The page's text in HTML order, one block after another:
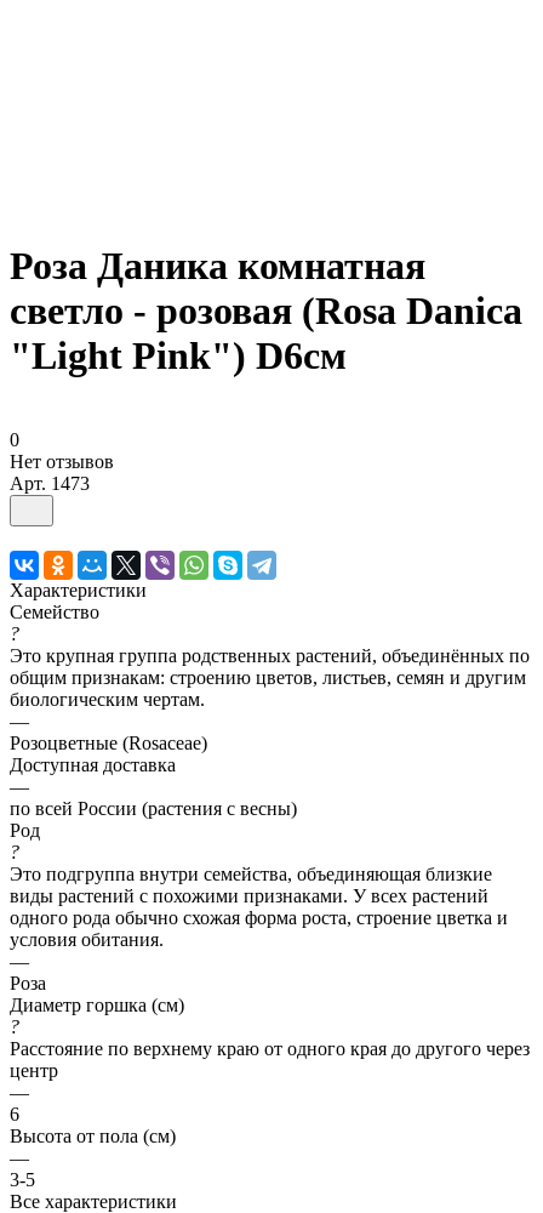
Роза Даника комнатная
светло - розовая (Rosa Danica
"Light Pink") D6см
0
Нет отзывов
Арт. 1473
Характеристики
Семейство
?
Это крупная группа родственных растений, объединённых по
общим признакам: строению цветов, листьев, семян и другим
биологическим чертам.
—
Розоцветные (Rosaceae)
Доступная доставка
—
по всей России (растения с весны)
Род
?
Это подгруппа внутри семейства, объединяющая близкие
виды растений с похожими признаками. У всех растений
одного рода обычно схожая форма роста, строение цветка и
условия обитания.
—
Роза
Диаметр горшка (см)
?
Расстояние по верхнему краю от одного края до другого через
центр
—
6
Высота от пола (см)
—
3-5
Все характеристики